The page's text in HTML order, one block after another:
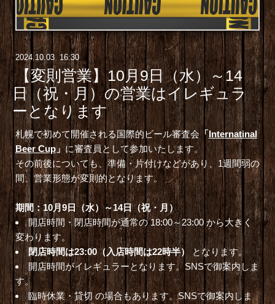
2024.10.03 16:30
【変則営業】10月9日（水）～14
日（祝・月）の営業はイレギュラ
ーとなります
札幌で初めて開催される国際的ビール審査会「Internatinal
Beer Cup」に審査員として参加いたします。
その前後についても、準備・片付けなどがあり、1週間弱の
間、営業形態が変則的となります。
期間：10月9日（水）～14日（祝・月）
開店時間・閉店時間が通常の 18:00～23:00 から大きく
変わります。
閉店時間は23:00（入店時間は22時半）
となります。
開店時間がイレギュラーとなります。SNSで御案内しま
す。
臨時休業・貸切 の場合もあります。SNSで御案内しま